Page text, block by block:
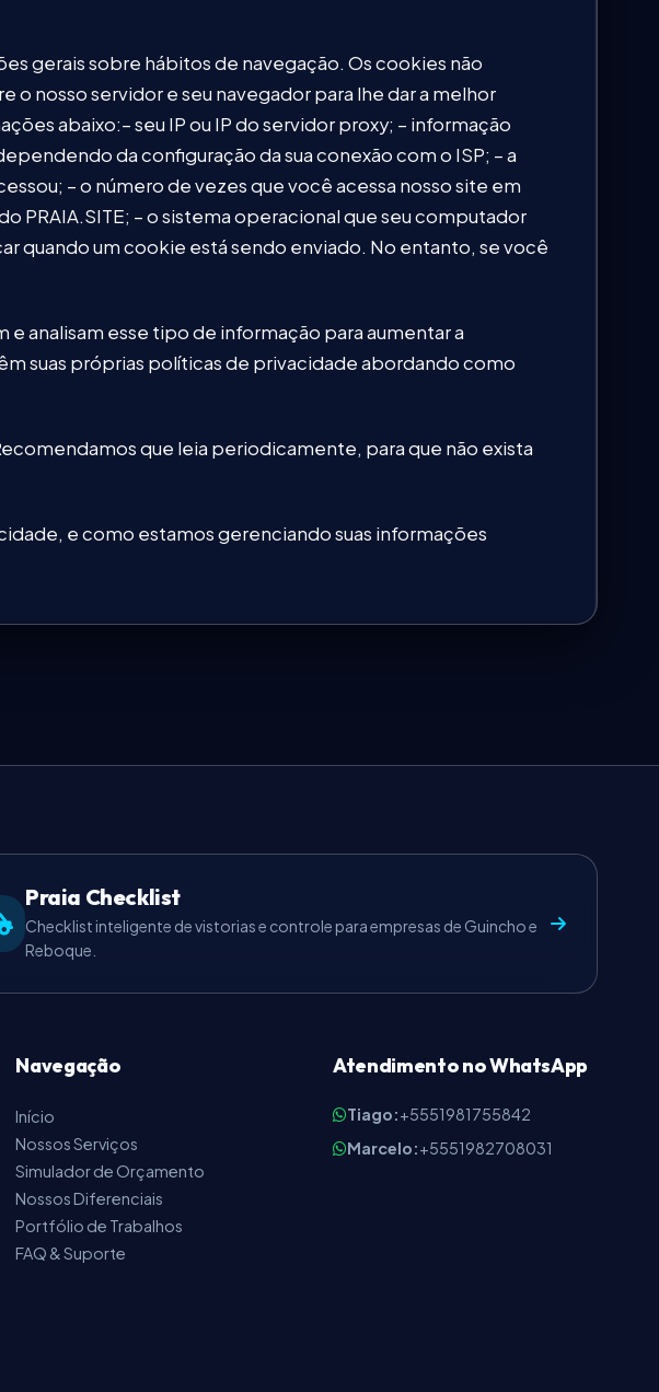
gerais sobre hábitos de navegação. Os cookies não
o nosso servidor e seu navegador para lhe dar a melhor
abaixo:– seu IP ou IP do servidor proxy; – informação
da configuração da sua conexão com o ISP; – a
– o número de vezes que você acessa nosso site em
PRAIA.SITE; – o sistema operacional que seu computador
quando um cookie está sendo enviado. No entanto, se você
analisam esse tipo de informação para aumentar a
suas próprias políticas de privacidade abordando como
que leia periodicamente, para que não exista
e como estamos gerenciando suas informações
Praia Checklist
Checklist inteligente de vistorias e controle para empresas de Guincho e
Reboque.
Navegação
Início
Nossos Serviços
Simulador de Orçamento
Nossos Diferenciais
Portfólio de Trabalhos
FAQ & Suporte
Atendimento no WhatsApp
Tiago:+5551981755842
Marcelo:+5551982708031